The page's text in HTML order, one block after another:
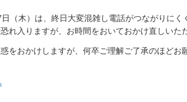
（木）は、終日大変混雑し電話がつながりにく
れ入りますが、お時間をおいておかけ直しいた
をおかけしますが、何卒ご理解ご了承のほどお